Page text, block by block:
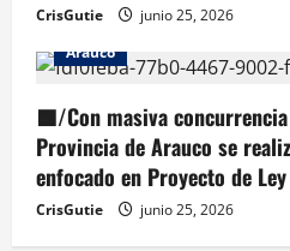
CrisGutie
junio 25, 2026
Arauco
🟦/Con masiva
Provincia de Arauco se
enfocado en Proyecto de
CrisGutie junio 25, 2026